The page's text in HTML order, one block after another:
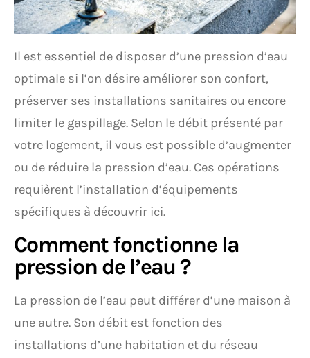
Il est essentiel de disposer d’une pression d’eau
optimale si l’on désire améliorer son confort,
préserver ses installations sanitaires ou encore
limiter le gaspillage. Selon le débit présenté par
votre logement, il vous est possible d’augmenter
ou de réduire la pression d’eau. Ces opérations
requièrent l’installation d’équipements
spécifiques à découvrir ici.
Comment fonctionne la
pression de l’eau ?
La pression de l’eau peut différer d’une maison à
une autre. Son débit est fonction des
installations d’une habitation et du réseau